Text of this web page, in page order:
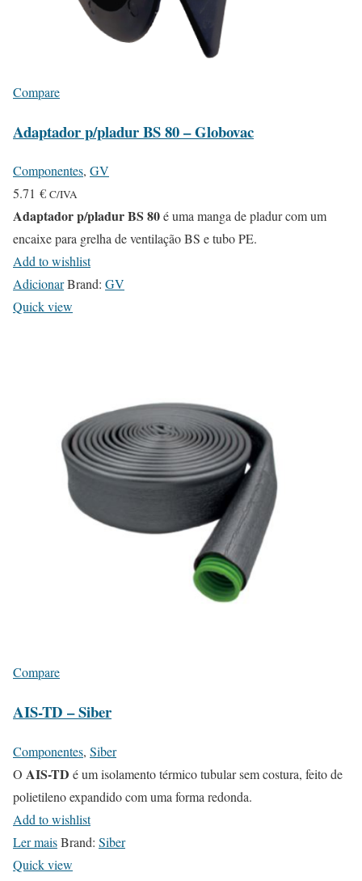
Compare
Adaptador p/pladur BS 80 – Globovac
Componentes, GV
5.71 € C/IVA
Adaptador p/pladur BS 80é uma manga de pladur com um
encaixe para grelha de ventilação BS e tubo PE.
Add to wishlist
AdicionarBrand: GV
Quick view
Compare
AIS-TD – Siber
Componentes, Siber
O AIS-TD é um isolamento térmico tubular sem costura, feito de
polietileno expandido com uma forma redonda.
Add to wishlist
Ler maisBrand: Siber
Quick view